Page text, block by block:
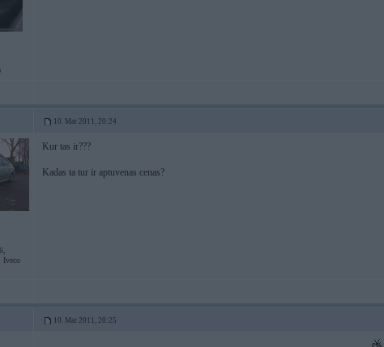
10. Mar 2011, 20:24
Iveco
Kur tas ir???
Kadas ta tur ir aptuvenas cenas?
10. Mar 2011, 20:25